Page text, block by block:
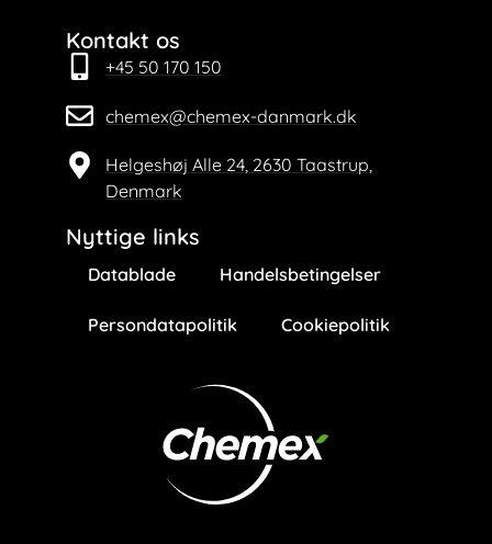
Kontakt os
+45 50 170 150
chemex@chemex-danmark.dk
Helgeshøj Alle 24, 2630 Taastrup,
Denmark
Nyttige links
Datablade Handelsbetingelser
Persondatapolitik Cookiepolitik